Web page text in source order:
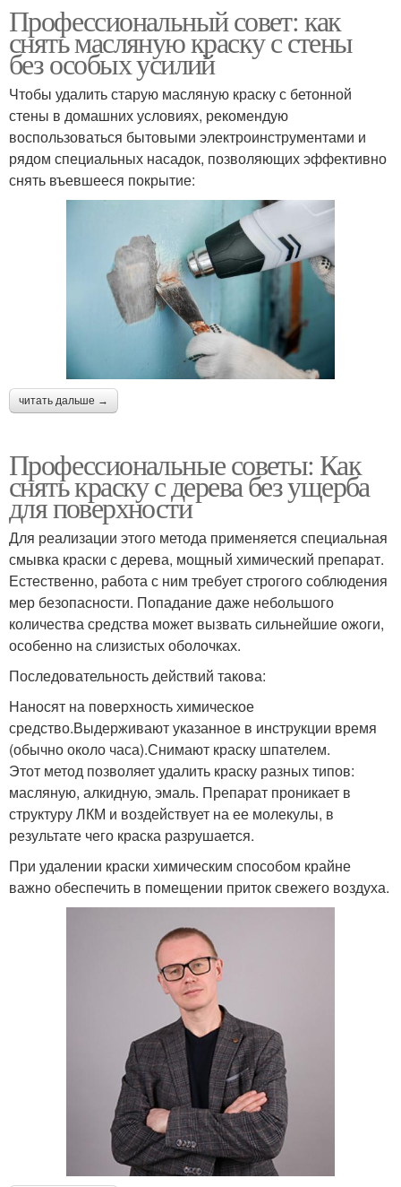
Профессиональный совет: как
снять масляную краску с стены
без особых усилий
Чтобы удалить старую масляную краску с бетонной
стены в домашних условиях, рекомендую
воспользоваться бытовыми электроинструментами и
рядом специальных насадок, позволяющих эффективно
снять въевшееся покрытие:
читать дальше →
Профессиональные советы: Как
снять краску с дерева без ущерба
для поверхности
Для реализации этого метода применяется специальная
смывка краски с дерева, мощный химический препарат.
Естественно, работа с ним требует строгого соблюдения
мер безопасности. Попадание даже небольшого
количества средства может вызвать сильнейшие ожоги,
особенно на слизистых оболочках.
Последовательность действий такова:
Наносят на поверхность химическое
средство.Выдерживают указанное в инструкции время
(обычно около часа).Снимают краску шпателем.
Этот метод позволяет удалить краску разных типов:
масляную, алкидную, эмаль. Препарат проникает в
структуру ЛКМ и воздействует на ее молекулы, в
результате чего краска разрушается.
При удалении краски химическим способом крайне
важно обеспечить в помещении приток свежего воздуха.